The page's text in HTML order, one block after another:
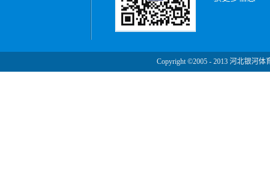
Copyright ©2005 - 2013 河北银河体